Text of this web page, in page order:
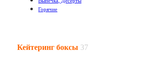
Горячие
Кейтеринг боксы 37